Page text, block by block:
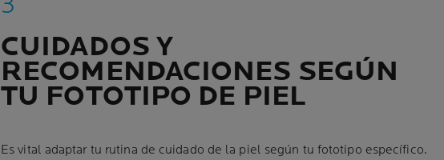
CUIDADOS Y
RECOMENDACIONES SEGÚN
TU FOTOTIPO DE PIEL
Es vital adaptar tu rutina de cuidado de la piel según tu fototipo específico.